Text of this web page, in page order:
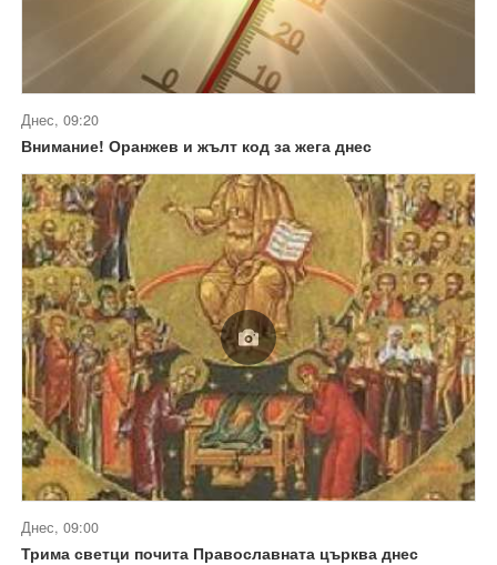
Днес, 09:20
Внимание! Оранжев и жълт код за жега днес
Днес, 09:00
Трима светци почита Православната църква днес